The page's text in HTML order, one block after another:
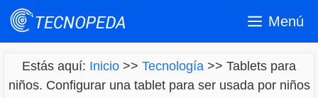
Saltar
Menú
Estás aquí: Inicio >> Tecnología >> Tablets para
niños. Configurar una tablet para ser usada por niños